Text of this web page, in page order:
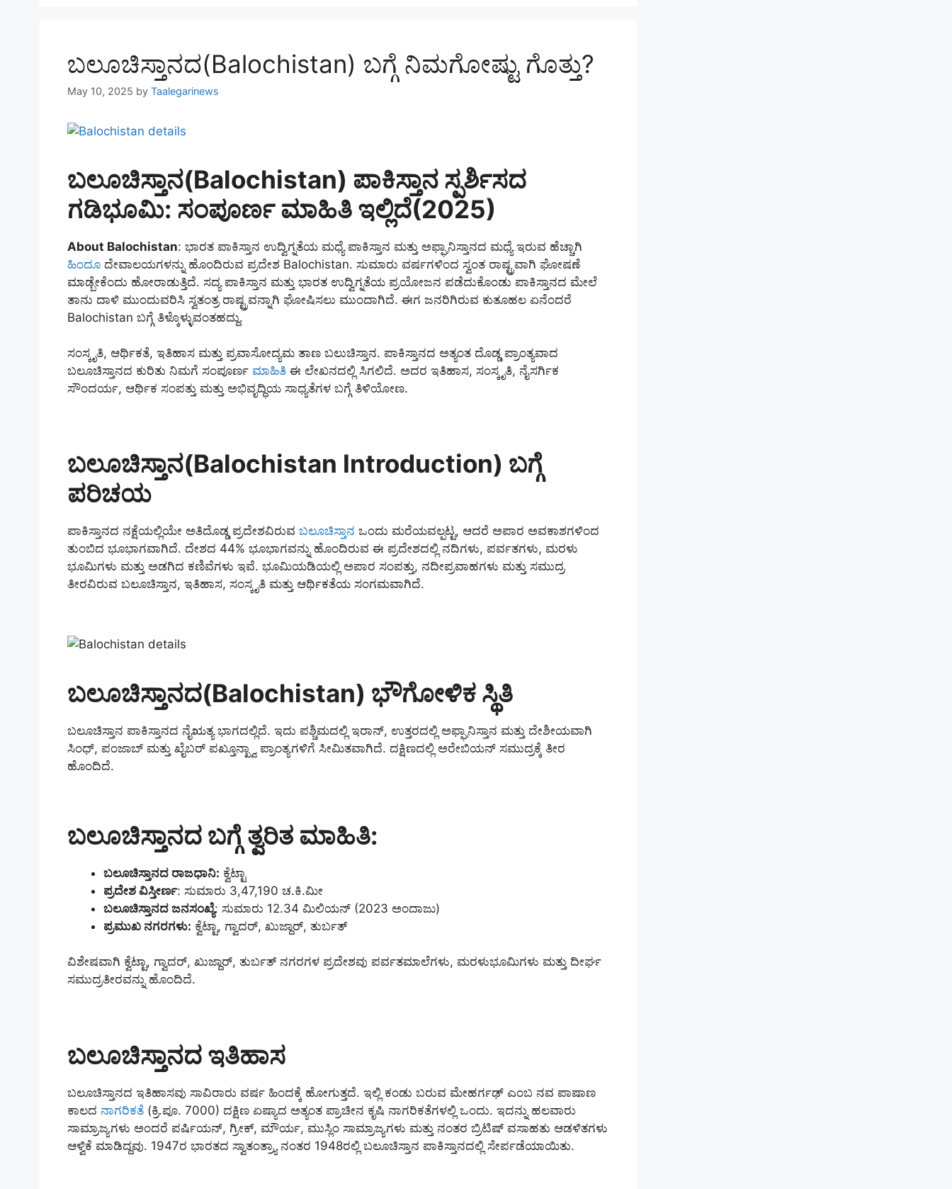
ಬಲೂಚಿಸ್ತಾನದ(Balochistan) ಬಗ್ಗೆ ನಿಮಗೋಷ್ಟು ಗೊತ್ತು?
May 10, 2025 by Taalegarinews
ಬಲೂಚಿಸ್ತಾನ(Balochistan) ಪಾಕಿಸ್ತಾನ ಸ್ಪರ್ಶಿಸದ
ಗಡಿಭೂಮಿ: ಸಂಪೂರ್ಣ ಮಾಹಿತಿ ಇಲ್ಲಿದೆ(2025)
About Balochistan: ಭಾರತ ಪಾಕಿಸ್ತಾನ ಉದ್ವಿಗ್ನತೆಯ ಮಧ್ಯೆ ಪಾಕಿಸ್ತಾನ ಮತ್ತು ಅಫ್ಘಾನಿಸ್ತಾನದ ಮಧ್ಯೆ ಇರುವ ಹೆಚ್ಚಾಗಿ
ಹಿಂದೂ ದೇವಾಲಯಗಳನ್ನು ಹೊಂದಿರುವ ಪ್ರದೇಶ Balochistan. ಸುಮಾರು ವರ್ಷಗಳಿಂದ ಸ್ವಂತ ರಾಷ್ಟ್ರವಾಗಿ ಘೋಷಣೆ
ಮಾಡ್ಬೇಕೆಂದು ಹೋರಾಡುತ್ತಿದೆ. ಸದ್ಯ ಪಾಕಿಸ್ತಾನ ಮತ್ತು ಭಾರತ ಉದ್ವಿಗ್ನತೆಯ ಪ್ರಯೋಜನ ಪಡೆದುಕೊಂಡು ಪಾಕಿಸ್ತಾನದ ಮೇಲೆ
ತಾನು ದಾಳಿ ಮುಂದುವರಿಸಿ ಸ್ವತಂತ್ರ ರಾಷ್ಟ್ರವನ್ನಾಗಿ ಘೋಷಿಸಲು ಮುಂದಾಗಿದೆ. ಈಗ ಜನರಿಗಿರುವ ಕುತೂಹಲ ಏನೆಂದರೆ
Balochistan ಬಗ್ಗೆ ತಿಳ್ಕೊಳ್ಳುವಂತಹದ್ದು.
ಸಂಸ್ಕೃತಿ, ಆರ್ಥಿಕತೆ, ಇತಿಹಾಸ ಮತ್ತು ಪ್ರವಾಸೋದ್ಯಮ ತಾಣ ಬಲುಚಿಸ್ತಾನ. ಪಾಕಿಸ್ತಾನದ ಅತ್ಯಂತ ದೊಡ್ಡ ಪ್ರಾಂತ್ಯವಾದ
ಬಲೂಚಿಸ್ತಾನದ ಕುರಿತು ನಿಮಗೆ ಸಂಪೂರ್ಣ ಮಾಹಿತಿ ಈ ಲೇಖನದಲ್ಲಿ ಸಿಗಲಿದೆ. ಅದರ ಇತಿಹಾಸ, ಸಂಸ್ಕೃತಿ, ನೈಸರ್ಗಿಕ
ಸೌಂದರ್ಯ, ಆರ್ಥಿಕ ಸಂಪತ್ತು ಮತ್ತು ಅಭಿವೃದ್ಧಿಯ ಸಾಧ್ಯತೆಗಳ ಬಗ್ಗೆ ತಿಳಿಯೋಣ.
ಬಲೂಚಿಸ್ತಾನ(Balochistan Introduction) ಬಗ್ಗೆ
ಪರಿಚಯ
ಪಾಕಿಸ್ತಾನದ ನಕ್ಷೆಯಲ್ಲಿಯೇ ಅತಿದೊಡ್ಡ ಪ್ರದೇಶವಿರುವ ಬಲೂಚಿಸ್ತಾನ ಒಂದು ಮರೆಯವಲ್ಪಟ್ಟ, ಆದರೆ ಅಪಾರ ಅವಕಾಶಗಳಿಂದ
ತುಂಬಿದ ಭೂಭಾಗವಾಗಿದೆ. ದೇಶದ 44% ಭೂಭಾಗವನ್ನು ಹೊಂದಿರುವ ಈ ಪ್ರದೇಶದಲ್ಲಿ ನದಿಗಳು, ಪರ್ವತಗಳು, ಮರಳು
ಭೂಮಿಗಳು ಮತ್ತು ಅಡಗಿದ ಕಣಿವೆಗಳು ಇವೆ. ಭೂಮಿಯಡಿಯಲ್ಲಿ ಅಪಾರ ಸಂಪತ್ತು, ನದೀಪ್ರವಾಹಗಳು ಮತ್ತು ಸಮುದ್ರ
ತೀರವಿರುವ ಬಲೂಚಿಸ್ತಾನ, ಇತಿಹಾಸ, ಸಂಸ್ಕೃತಿ ಮತ್ತು ಆರ್ಥಿಕತೆಯ ಸಂಗಮವಾಗಿದೆ.
ಬಲೂಚಿಸ್ತಾನದ(Balochistan) ಭೌಗೋಳಿಕ ಸ್ಥಿತಿ
ಬಲೂಚಿಸ್ತಾನ ಪಾಕಿಸ್ತಾನದ ನೈಋತ್ಯ ಭಾಗದಲ್ಲಿದೆ. ಇದು ಪಶ್ಚಿಮದಲ್ಲಿ ಇರಾನ್, ಉತ್ತರದಲ್ಲಿ ಅಫ್ಘಾನಿಸ್ತಾನ ಮತ್ತು ದೇಶೀಯವಾಗಿ
ಸಿಂಧ್, ಪಂಜಾಬ್ ಮತ್ತು ಖೈಬರ್ ಪಖ್ತೂನ್ಖ್ವಾ ಪ್ರಾಂತ್ಯಗಳಿಗೆ ಸೀಮಿತವಾಗಿದೆ. ದಕ್ಷಿಣದಲ್ಲಿ ಅರೇಬಿಯನ್ ಸಮುದ್ರಕ್ಕೆ ತೀರ
ಹೊಂದಿದೆ.
ಬಲೂಚಿಸ್ತಾನದ ಬಗ್ಗೆ ತ್ವರಿತ ಮಾಹಿತಿ:
ಬಲೂಚಿಸ್ತಾನದ ರಾಜಧಾನಿ: ಕ್ವೆಟ್ಟಾ
ಪ್ರದೇಶ ವಿಸ್ತೀರ್ಣ: ಸುಮಾರು 3,47,190 ಚ.ಕಿ.ಮೀ
ಬಲೂಚಿಸ್ತಾನದ ಜನಸಂಖ್ಯೆ: ಸುಮಾರು 12.34 ಮಿಲಿಯನ್ (2023 ಅಂದಾಜು)
ಪ್ರಮುಖ ನಗರಗಳು: ಕ್ವೆಟ್ಟಾ, ಗ್ವಾದರ್, ಖುಜ್ದಾರ್, ತುರ್ಬತ್
ವಿಶೇಷವಾಗಿ ಕ್ವೆಟ್ಟಾ, ಗ್ವಾದರ್, ಖುಜ್ದಾರ್, ತುರ್ಬತ್ ನಗರಗಳ ಪ್ರದೇಶವು ಪರ್ವತಮಾಲೆಗಳು, ಮರಳುಭೂಮಿಗಳು ಮತ್ತು ದೀರ್ಘ
ಸಮುದ್ರತೀರವನ್ನು ಹೊಂದಿದೆ.
ಬಲೂಚಿಸ್ತಾನದ ಇತಿಹಾಸ
ಬಲೂಚಿಸ್ತಾನದ ಇತಿಹಾಸವು ಸಾವಿರಾರು ವರ್ಷ ಹಿಂದಕ್ಕೆ ಹೋಗುತ್ತದೆ. ಇಲ್ಲಿ ಕಂಡು ಬರುವ ಮೇಹರ್ಗಢ್ ಎಂಬ ನವ ಪಾಷಾಣ
ಕಾಲದ ನಾಗರಿಕತೆ (ಕ್ರಿ.ಪೂ. 7000) ದಕ್ಷಿಣ ಏಷ್ಯಾದ ಅತ್ಯಂತ ಪ್ರಾಚೀನ ಕೃಷಿ ನಾಗರಿಕತೆಗಳಲ್ಲಿ ಒಂದು. ಇದನ್ನು ಹಲವಾರು
ಸಾಮ್ರಾಜ್ಯಗಳು ಅಂದರೆ ಪರ್ಷಿಯನ್, ಗ್ರೀಕ್, ಮೌರ್ಯ, ಮುಸ್ಲಿಂ ಸಾಮ್ರಾಜ್ಯಗಳು ಮತ್ತು ನಂತರ ಬ್ರಿಟಿಷ್ ವಸಾಹತು ಆಡಳಿತಗಳು
ಆಳ್ವಿಕೆ ಮಾಡಿದ್ದವು. 1947ರ ಭಾರತದ ಸ್ವಾತಂತ್ರ್ಯಾ ನಂತರ 1948ರಲ್ಲಿ ಬಲೂಚಿಸ್ತಾನ ಪಾಕಿಸ್ತಾನದಲ್ಲಿ ಸೇರ್ಪಡೆಯಾಯಿತು.